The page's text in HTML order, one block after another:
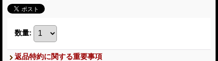
数量:
返品特約に関する重要事項